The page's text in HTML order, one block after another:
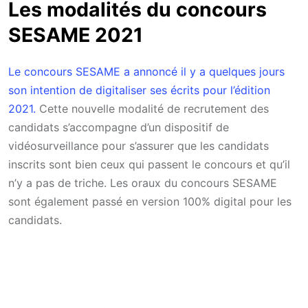
Les modalités du concours
SESAME 2021
Le concours SESAME a annoncé il y a quelques jours
son intention de digitaliser ses écrits pour l’édition
2021. Cette nouvelle modalité de recrutement des
candidats s’accompagne d’un dispositif de
vidéosurveillance pour s’assurer que les candidats
inscrits sont bien ceux qui passent le concours et qu’il
n’y a pas de triche. Les oraux du concours SESAME
sont également passé en version 100% digital pour les
candidats.